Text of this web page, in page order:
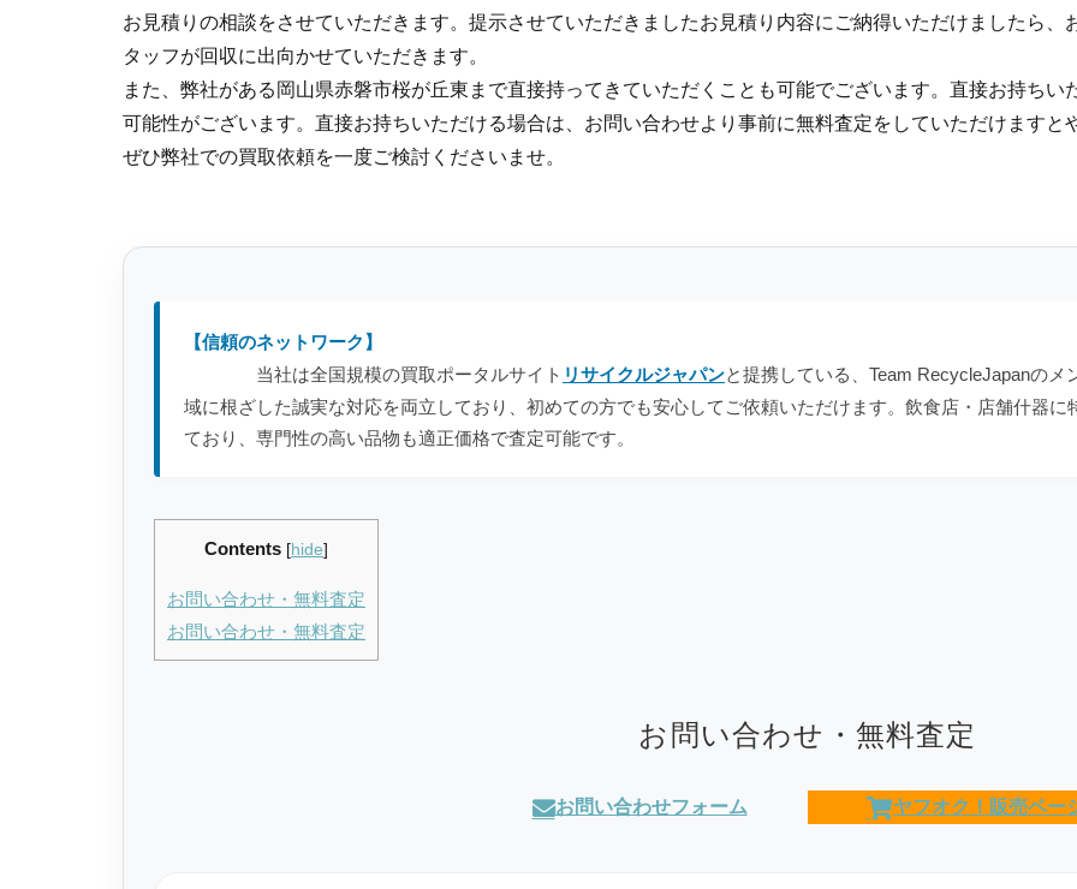
お見積りの相談をさせていただきます。提示させていただきましたお見積り内容にご納得いただけましたら
タッフが回収に出向かせていただきます。
また、弊社がある岡山県赤磐市桜が丘東まで直接持ってきていただくことも可能でございます。直接お持ち
可能性がございます。直接お持ちいただける場合は、お問い合わせより事前に無料査定をしていただけます
ぜひ弊社での買取依頼を一度ご検討くださいませ。
【信頼のネットワーク】
当社は全国規模の買取ポータルサイト リサイクルジャパンと提携している、Team RecycleJapanの
域に根ざした誠実な対応を両立しており、初めての方でも安心してご依頼いただけます。飲食店・店舗什器に
ており、専門性の高い品物も適正価格で査定可能です。
Contents [hide]
お問い合わせ・無料査定
お問い合わせ・無料査定
お問い合わせ・無料査定
お問い合わせフォーム ヤフオク！販売ペー